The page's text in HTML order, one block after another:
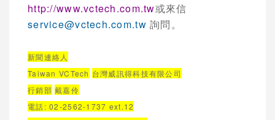
http://www.vctech.com.tw或來信
service@vctech.com.tw 詢問。
新聞連絡人
Taiwan VCTech 台灣威訊得科技有限公司
行銷部 戴嘉伶
電話: 02-2562-1737 ext.12